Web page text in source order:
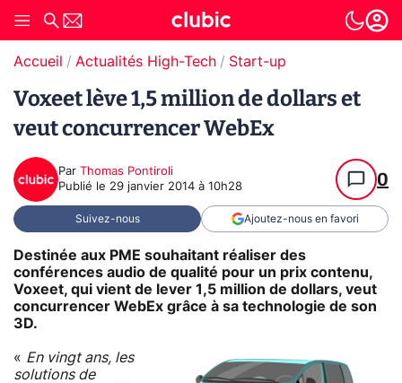
Accueil Actualités High-Tech Start-up
Voxeet lève 1,5 million de dollars et
veut concurrencer WebEx
Par Thomas Pontiroli
Publié le 29 janvier 2014 à 10h28 0
Suivez-nous Ajoutez-nous en favori
Destinée aux PME souhaitant réaliser des
conférences audio de qualité pour un prix contenu,
Voxeet, qui vient de lever 1,5 million de dollars, veut
concurrencer WebEx grâce à sa technologie de son
3D.
« En vingt ans, les
solutions de